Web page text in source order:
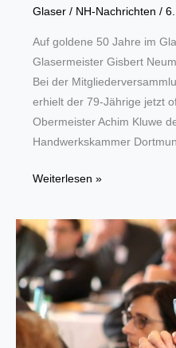
Glaser/ NH-Nachrichten /
Auf goldene 50 Jahre im
Glasermeister Gisbert
Bei der
erhielt der 79-Jährige jetzt
Obermeister Achim Kluwe
Handwerkskammer
Goldener
für
Glasermeister
Gisbert
Neumann
Weiterlesen »